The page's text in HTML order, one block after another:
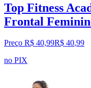
Top Fitness
Frontal
Preço R$ 40,99R$ 40,99
no PIX